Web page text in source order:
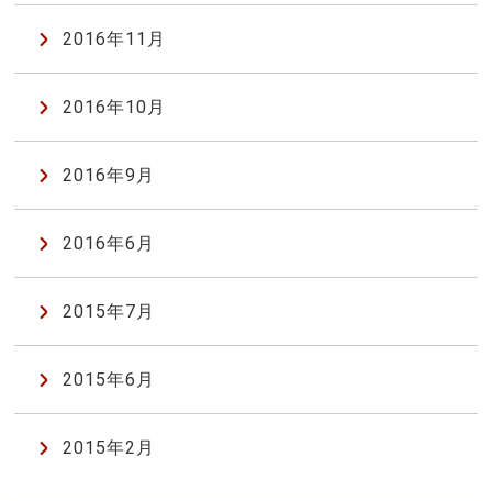
2016年11月
2016年10月
2016年9月
2016年6月
2015年7月
2015年6月
2015年2月